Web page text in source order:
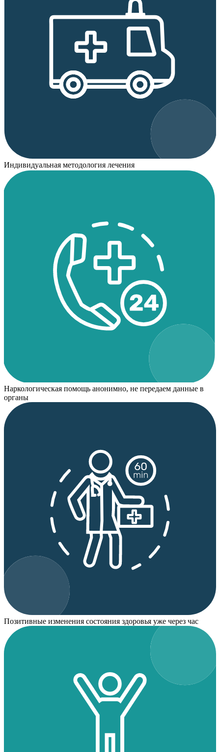
Индивидуальная методология лечения
Наркологическая помощь анонимно, не передаем данные в
органы
Позитивные изменения состояния здоровья уже через час